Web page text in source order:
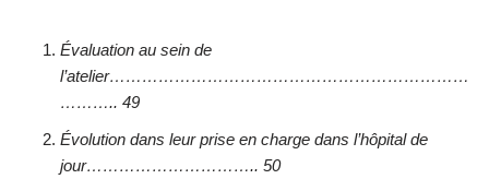
Évaluation au sein de
l’atelier…………………………………………………………
……….. 49
Évolution dans leur prise en charge dans l’hôpital de
jour………………………….. 50